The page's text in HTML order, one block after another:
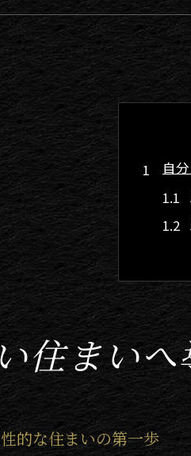
自
ア
住まい
的な住まいの第一歩